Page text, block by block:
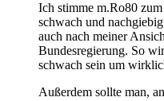
Ich stimme m.Ro80
schwach und
auch nach meiner
Bundesregierung. So
schwach sein um
Außerdem sollte man,